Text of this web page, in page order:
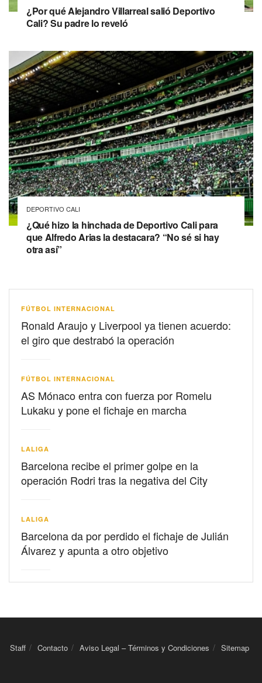
¿Por qué Alejandro Villarreal salió Deportivo
Cali? Su padre lo reveló
DEPORTIVO CALI
¿Qué hizo la hinchada de Deportivo Cali para
que Alfredo Arias la destacara? “No sé si hay
otra así”
FÚTBOL INTERNACIONAL
Ronald Araujo y Liverpool ya tienen acuerdo:
el giro que destrabó la operación
FÚTBOL INTERNACIONAL
AS Mónaco entra con fuerza por Romelu
Lukaku y pone el fichaje en marcha
LALIGA
Barcelona recibe el primer golpe en la
operación Rodri tras la negativa del City
LALIGA
Barcelona da por perdido el fichaje de Julián
Álvarez y apunta a otro objetivo
Staff Contacto Aviso Legal – Términos y Condiciones Sitemap